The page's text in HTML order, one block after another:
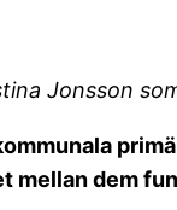
Jonsson
mellan dem